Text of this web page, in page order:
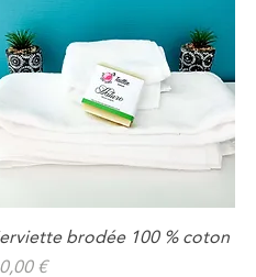
Aperçu rapide
brodée 100 % coton
€